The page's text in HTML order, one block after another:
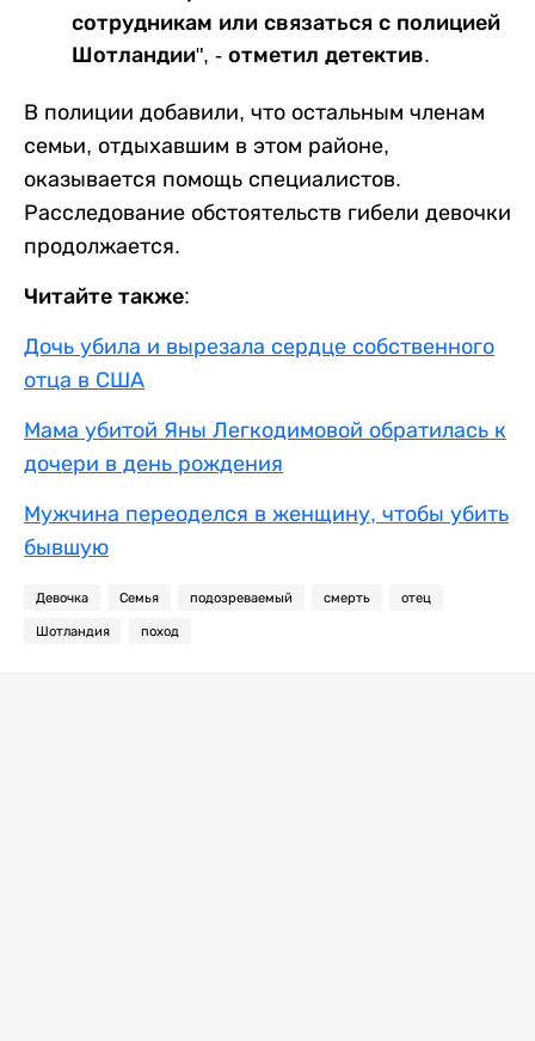
сотрудникам или связаться с полицией
Шотландии", - отметил детектив.
В полиции добавили, что остальным членам
семьи, отдыхавшим в этом районе,
оказывается помощь специалистов.
Расследование обстоятельств гибели девочки
продолжается.
Читайте также:
Дочь убила и вырезала сердце собственного
отца в США
Мама убитой Яны Легкодимовой обратилась к
дочери в день рождения
Мужчина переоделся в женщину, чтобы убить
бывшую
Девочка Семья подозреваемый смерть отец
Шотландия поход